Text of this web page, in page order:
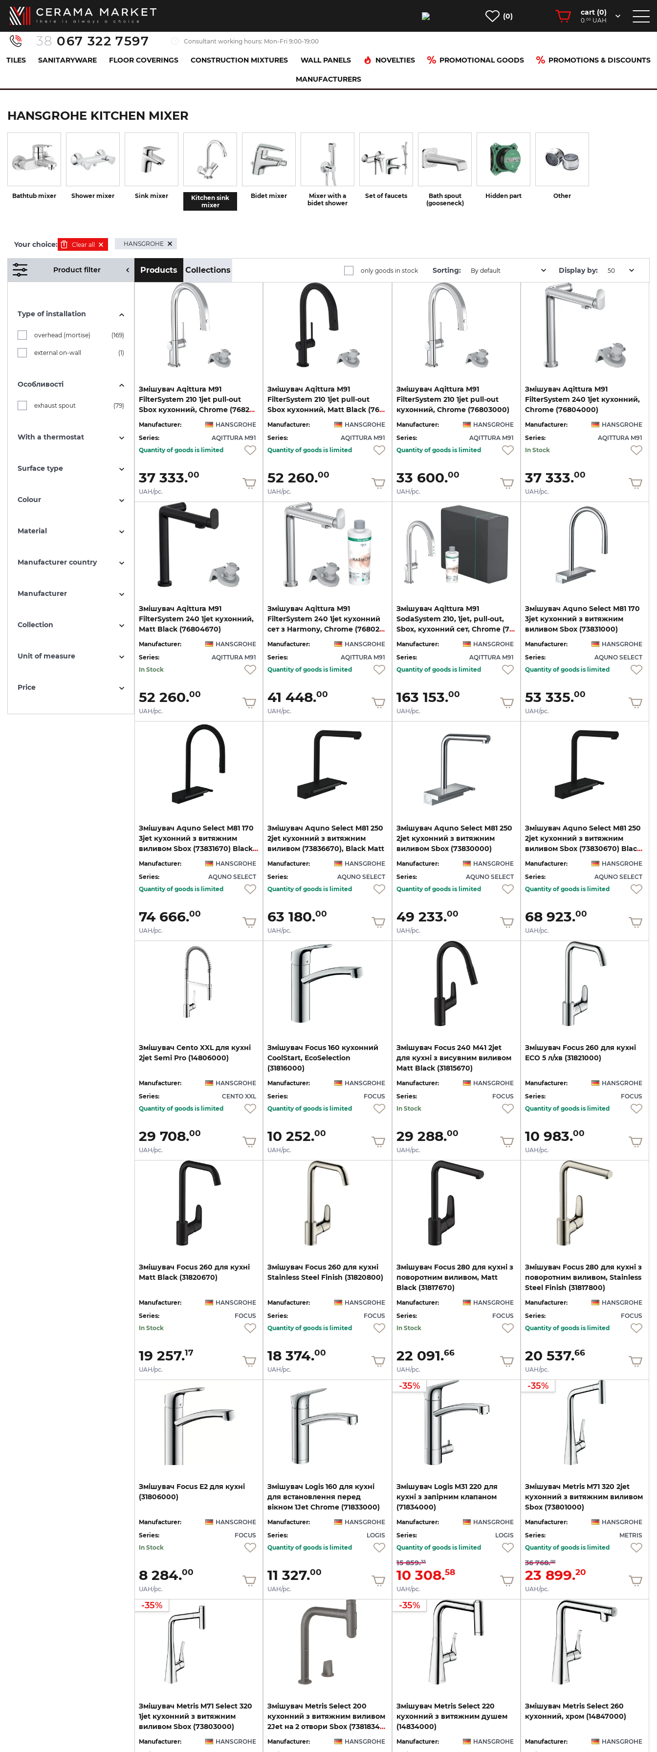
(0) cart (0)
0.00 UAH
38 067 322 7597 Consultant working hours: Mon-Fri 9:00-19:00
TILES SANITARYWARE FLOOR COVERINGS CONSTRUCTION MIXTURES WALL PANELS NOVELTIES PROMOTIONAL GOODS PROMOTIONS & DISCOUNTS
MANUFACTURERS
HANSGROHE KITCHEN MIXER
Bathtub mixer Shower mixer Sink mixer
Kitchen sink
mixer
Bidet mixer
Mixer with a
bidet shower
Set of faucets
Bath spout
(gooseneck)
Hidden part Other
Your choice: Clear all HANSGROHE
Product filter Products Collections only goods in stock Sorting: By default Display by: 50
Type of installation
overhead (mortise) (169)
external on-wall (1)
Особливості
exhaust spout (79)
With a thermostat
Surface type
Colour
Material
Manufacturer country
Manufacturer
Collection
Unit of measure
Price
Змішувач Aqittura M91
FilterSystem 210 1jet pull-out
Sbox кухонний, Chrome (76826000)
Manufacturer:
HANSGROHE
Series:
AQITTURA M91
Quantity of goods is limited
37 333.00
UAH/pc.
Змішувач Aqittura M91
FilterSystem 210 1jet pull-out
Sbox кухонний, Matt Black (76826670)
Manufacturer:
HANSGROHE
Series:
AQITTURA M91
Quantity of goods is limited
52 260.00
UAH/pc.
Змішувач Aqittura M91
FilterSystem 210 1jet pull-out
кухонний, Chrome (76803000)
Manufacturer:
HANSGROHE
Series:
AQITTURA M91
Quantity of goods is limited
33 600.00
UAH/pc.
Змішувач Aqittura M91
FilterSystem 240 1jet кухонний,
Chrome (76804000)
Manufacturer:
HANSGROHE
Series:
AQITTURA M91
In Stock
37 333.00
UAH/pc.
Змішувач Aqittura M91
FilterSystem 240 1jet кухонний,
Matt Black (76804670)
Manufacturer:
HANSGROHE
Series:
AQITTURA M91
In Stock
52 260.00
UAH/pc.
Змішувач Aqittura M91
FilterSystem 240 1jet кухонний
сет з Harmony, Chrome (76802000)
Manufacturer:
HANSGROHE
Series:
AQITTURA M91
Quantity of goods is limited
41 448.00
UAH/pc.
Змішувач Aqittura M91
SodaSystem 210, 1jet, pull-out,
Sbox, кухонний сет, Chrome (76836000)
Manufacturer:
HANSGROHE
Series:
AQITTURA M91
Quantity of goods is limited
163 153.00
UAH/pc.
Змішувач Aquno Select M81 170
3jet кухонний з витяжним
виливом Sbox (73831000)
Manufacturer:
HANSGROHE
Series:
AQUNO SELECT
Quantity of goods is limited
53 335.00
UAH/pc.
Змішувач Aquno Select M81 170
3jet кухонний з витяжним
виливом Sbox (73831670) Black Matt
Manufacturer:
HANSGROHE
Series:
AQUNO SELECT
Quantity of goods is limited
74 666.00
UAH/pc.
Змішувач Aquno Select M81 250
2jet кухонний з витяжним
виливом (73836670), Black Matt
Manufacturer:
HANSGROHE
Series:
AQUNO SELECT
Quantity of goods is limited
63 180.00
UAH/pc.
Змішувач Aquno Select M81 250
2jet кухонний з витяжним
виливом Sbox (73830000)
Manufacturer:
HANSGROHE
Series:
AQUNO SELECT
Quantity of goods is limited
49 233.00
UAH/pc.
Змішувач Aquno Select M81 250
2jet кухонний з витяжним
виливом Sbox (73830670) Black Matt
Manufacturer:
HANSGROHE
Series:
AQUNO SELECT
Quantity of goods is limited
68 923.00
UAH/pc.
Змішувач Cento XXL для кухні
2jet Semi Pro (14806000)
Manufacturer:
HANSGROHE
Series:
CENTO XXL
Quantity of goods is limited
29 708.00
UAH/pc.
Змішувач Focus 160 кухонний
CoolStart, EcoSelection
(31816000)
Manufacturer:
HANSGROHE
Series:
FOCUS
Quantity of goods is limited
10 252.00
UAH/pc.
Змішувач Focus 240 M41 2jet
для кухні з висувним виливом
Matt Black (31815670)
Manufacturer:
HANSGROHE
Series:
FOCUS
In Stock
29 288.00
UAH/pc.
Змішувач Focus 260 для кухні
ECO 5 л/хв (31821000)
Manufacturer:
HANSGROHE
Series:
FOCUS
Quantity of goods is limited
10 983.00
UAH/pc.
Змішувач Focus 260 для кухні
Matt Black (31820670)
Manufacturer:
HANSGROHE
Series:
FOCUS
In Stock
19 257.17
UAH/pc.
Змішувач Focus 260 для кухні
Stainless Steel Finish (31820800)
Manufacturer:
HANSGROHE
Series:
FOCUS
Quantity of goods is limited
18 374.00
UAH/pc.
Змішувач Focus 280 для кухні з
поворотним виливом, Matt
Black (31817670)
Manufacturer:
HANSGROHE
Series:
FOCUS
In Stock
22 091.66
UAH/pc.
Змішувач Focus 280 для кухні з
поворотним виливом, Stainless
Steel Finish (31817800)
Manufacturer:
HANSGROHE
Series:
FOCUS
Quantity of goods is limited
20 537.66
UAH/pc.
Змішувач Focus E2 для кухні
(31806000)
Manufacturer:
HANSGROHE
Series:
FOCUS
In Stock
8 284.00
UAH/pc.
Змішувач Logis 160 для кухні
для встановлення перед
вікном 1Jet Chrome (71833000)
Manufacturer:
HANSGROHE
Series:
LOGIS
Quantity of goods is limited
11 327.00
UAH/pc.
-35%
Змішувач Logis M31 220 для
кухні з запірним клапаном
(71834000)
Manufacturer:
HANSGROHE
Series:
LOGIS
Quantity of goods is limited
15 859.35
10 308.58
UAH/pc.
-35%
Змішувач Metris M71 320 2jet
кухонний з витяжним виливом
Sbox (73801000)
Manufacturer:
HANSGROHE
Series:
METRIS
Quantity of goods is limited
36 768.00
23 899.20
UAH/pc.
-35%
Змішувач Metris M71 Select 320
1jet кухонний з витяжним
виливом Sbox (73803000)
Manufacturer:
HANSGROHE
Змішувач Metris Select 200
кухонний з витяжним виливом
2Jet на 2 отвори Sbox (73818340) Brushed Black Chrome
Manufacturer:
HANSGROHE
-35%
Змішувач Metris Select 220
кухонний з витяжним душем
(14834000)
Manufacturer:
HANSGROHE
Змішувач Metris Select 260
кухонний, хром (14847000)
Manufacturer:
HANSGROHE